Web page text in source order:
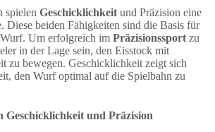
spielen Geschicklichkeit und Präzision eine
Diese beiden Fähigkeiten sind die Basis für
Um erfolgreich im Präzisionssport zu
in der Lage sein, den Eisstock mit
zu bewegen. Geschicklichkeit zeigt sich
den Wurf optimal auf die Spielbahn zu
Geschicklichkeit und Präzision